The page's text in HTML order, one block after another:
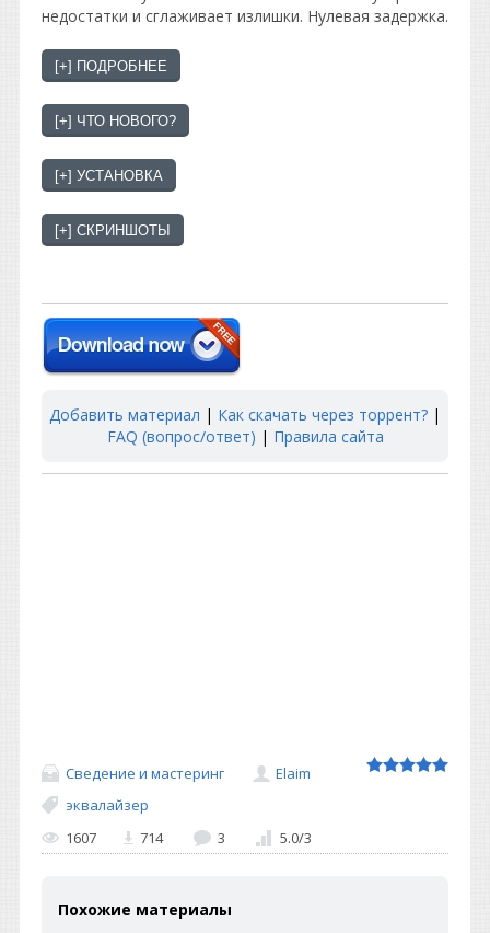
недостатки и сглаживает излишки. Нулевая задержка.
Добавить материал | Как скачать через торрент? |
FAQ (вопрос/ответ) | Правила сайта
Сведение и мастеринг
Elaim
эквалайзер
1607
714 3 5.0/3
Похожие материалы